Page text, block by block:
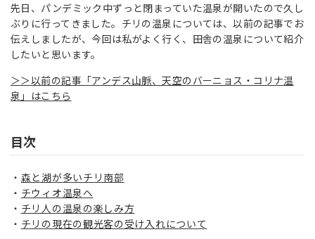
先日、パンデミック中ずっと閉まっていた温泉が開いたので久し
ぶりに行ってきました。チリの温泉については、以前の記事でお
伝えしましたが、今回は私がよく行く、田舎の温泉について紹介
したいと思います。
＞＞以前の記事「アンデス山脈、天空のバーニョス・コリナ温
泉」はこちら
目次
森と湖が多いチリ南部
チウィオ温泉へ
チリ人の温泉の楽しみ方
チリの現在の観光客の受け入れについて